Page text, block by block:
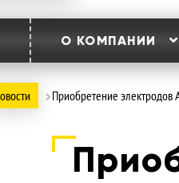
О КОМПАНИИ
Приобретение